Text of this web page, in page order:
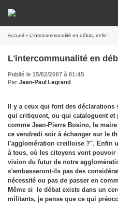
Accueil » L'intercommunalité en débat, enfin !
L'intercommunalité en
Publié le 15/02/2007 à 01:45
Par Jean-Paul Legrand
Il y a ceux qui font des
qui critiquent, ou qui cataloguent
comme Jean-Pierre Bosino, le
ce vendredi soir à échanger sur le
l'agglomération creilloise ?". Enfin
à tous, où les citoyens vont pouvoir
vision du futur de notre
s'embasseront-ils pas des
nécessité ou pas de passer en
Même si le débat existe dans un
militants, je pense que ce qui